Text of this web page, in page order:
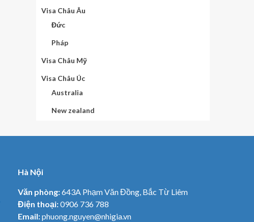
Visa Châu Âu
Đức
Pháp
Visa Châu Mỹ
Visa Châu Úc
Australia
New zealand
Hà Nội
Văn phòng:643A Phạm Văn Đồng, Bắc Từ Liêm
Điện thoại:0906 736 788
Email:phuong.nguyen@nhigia.vn